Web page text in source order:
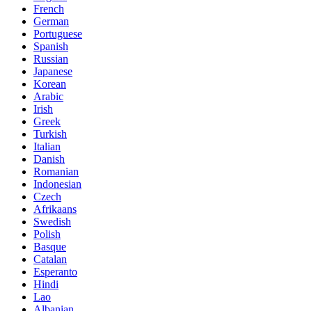
French
German
Portuguese
Spanish
Russian
Japanese
Korean
Arabic
Irish
Greek
Turkish
Italian
Danish
Romanian
Indonesian
Czech
Afrikaans
Swedish
Polish
Basque
Catalan
Esperanto
Hindi
Lao